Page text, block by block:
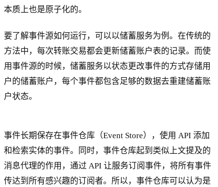
本质上也是原子化的。
要了解事件源如何运行，可以以储蓄服务为例。在传统的
方法中，每次转账交易都会更新储蓄账户表的记录。而使
用事件源的时候，储蓄服务以状态更改事件的方式存储用
户的储蓄账户，每个事件都包含足够的数据去重建储蓄账
户状态。
事件长期保存在事件仓库（Event Store），使用 API 添加
和检索实体的事件。同时，事件仓库起到类似上文提及的
消息代理的作用，通过 API 让服务订阅事件，将所有事件
传达到所有感兴趣的订阅者。所以，事件仓库可以认为是